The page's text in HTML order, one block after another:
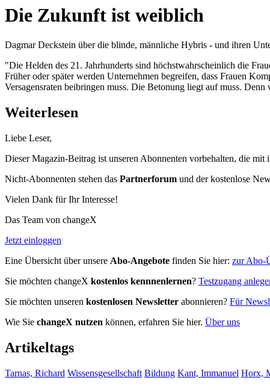
Die Zukunft ist weiblich
Dagmar Deckstein über die blinde, männliche Hybris - und ihren
"Die Helden des 21. Jahrhunderts sind höchstwahrscheinlich die
Früher oder später werden Unternehmen begreifen, dass Frauen
Versagensraten beibringen muss. Die Betonung liegt auf muss.
Weiterlesen
Liebe Leser,
Dieser Magazin-Beitrag ist unseren Abonnenten vorbehalten, die
Nicht-Abonnenten stehen das Partnerforum und der kostenlose
Vielen Dank für Ihr Interesse!
Das Team von changeX
Jetzt einloggen
Eine Übersicht über unsere Abo-Angebote finden Sie hier: zur Abo-
Sie möchten changeX kostenlos kennnenlernen? Testzugang
Sie möchten unseren kostenlosen Newsletter abonnieren? Für
Wie Sie changeX nutzen können, erfahren Sie hier. Über uns
Artikeltags
Tarnas, Richard Wissensgesellschaft Bildung Kant, Immanuel Horx,